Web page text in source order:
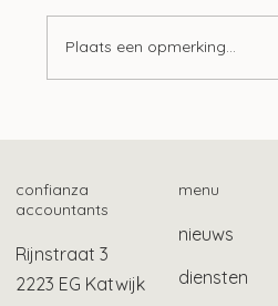
Plaats een opmerking...
confianza
accountants
Rijnstraat 3
2223 EG Katwijk
menu
nieuws
diensten